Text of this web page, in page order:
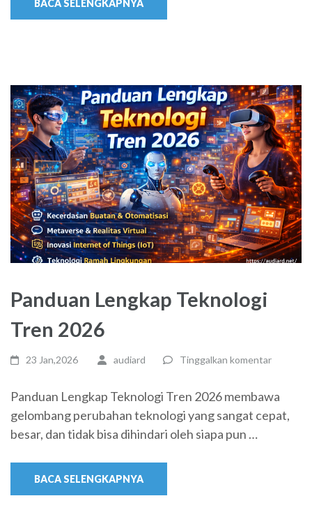
BACA SELENGKAPNYA
Panduan Lengkap Teknologi
Tren 2026
23 Jan,2026 audiard Tinggalkan komentar
Panduan Lengkap Teknologi Tren 2026 membawa
gelombang perubahan teknologi yang sangat cepat,
besar, dan tidak bisa dihindari oleh siapa pun …
BACA SELENGKAPNYA